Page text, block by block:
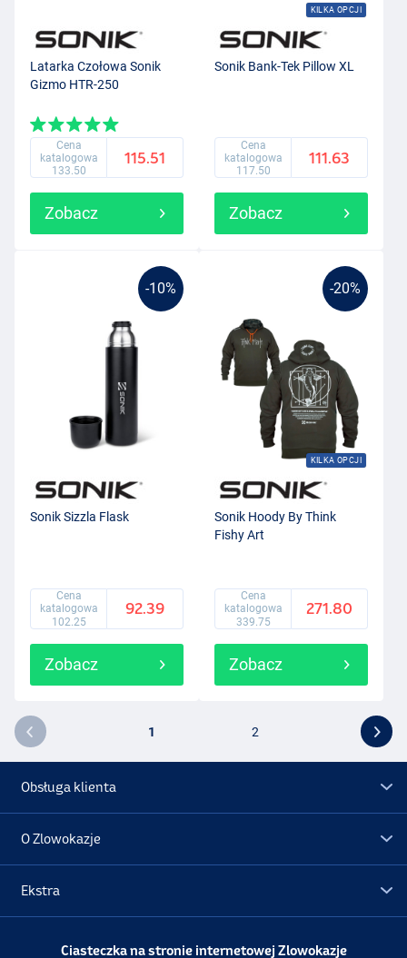
Latarka Czołowa Sonik
Gizmo HTR-250
Cena
katalogowa
133.50
115.51
Zobacz
KILKA OPCJI
Sonik Bank-Tek Pillow XL
Cena
katalogowa
117.50
111.63
Zobacz
-10%
Sonik Sizzla Flask
Cena
katalogowa
102.25
92.39
Zobacz
-20%
KILKA OPCJI
Sonik Hoody By Think
Fishy Art
Cena
katalogowa
339.75
271.80
Zobacz
1 2
Obsługa klienta
O Zlowokazje
Ekstra
Promocje
Ciasteczka na stronie internetowej Zlowokazje